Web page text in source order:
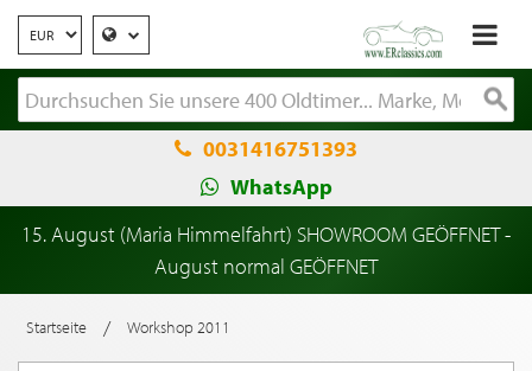
0031416751393
WhatsApp
15. August (Maria Himmelfahrt) SHOWROOM GEÖFFNET -
August normal GEÖFFNET
Startseite / Workshop 2011